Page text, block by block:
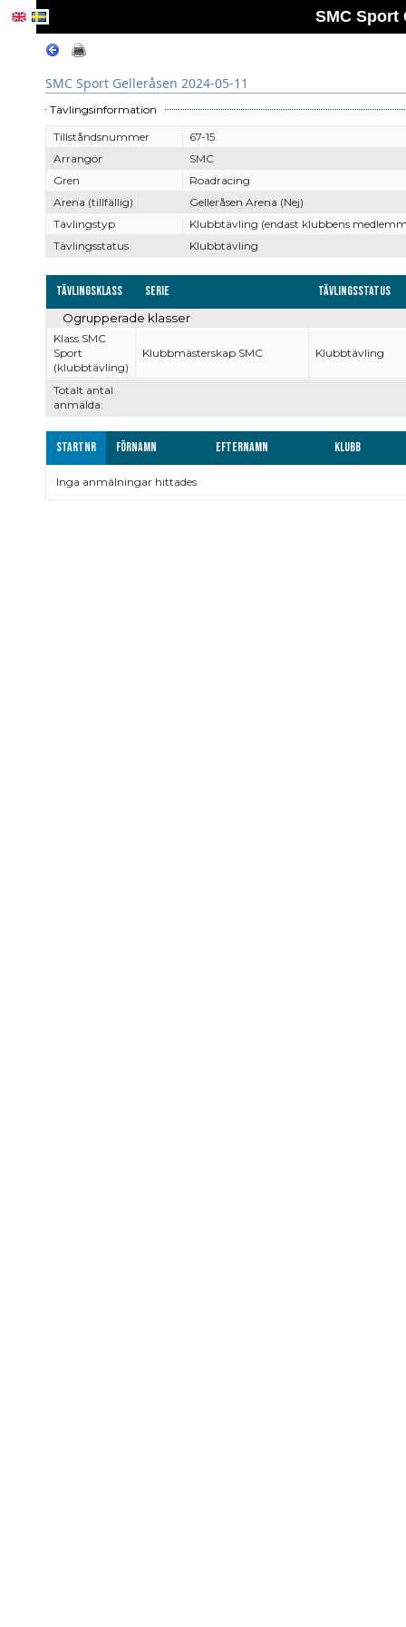
SMC Sport
SMC Sport Gelleråsen 2024-05-11
Tävlingsinformation
Tillståndsnummer
67-15
Arrangör
SMC
Gren
Roadracing
Arena (tillfällig)
Gelleråsen Arena (Nej)
Tävlingstyp
Klubbtävling (endast klubbens
Tävlingsstatus
Klubbtävling
Tävlingsklass Serie Tävlingsstatus
Totalt antal
anmälda:
Ogrupperade klasser
Klass SMC
Sport
(klubbtävling)
Klubbmästerskap SMC Klubbtävling
Startnr Förnamn Efternamn Klubb
Inga anmälningar hittades